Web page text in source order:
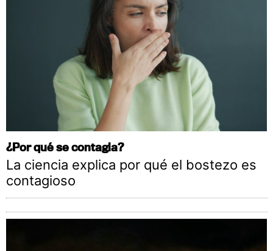
¿Por qué se contagia?
La ciencia explica por qué el bostezo es
contagioso